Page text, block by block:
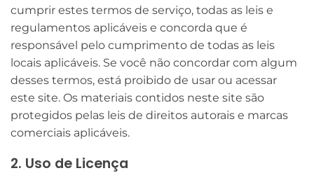
cumprir estes termos de serviço, todas as leis e
regulamentos aplicáveis ​​e concorda que é
responsável pelo cumprimento de todas as leis
locais aplicáveis. Se você não concordar com algum
desses termos, está proibido de usar ou acessar
este site. Os materiais contidos neste site são
protegidos pelas leis de direitos autorais e marcas
comerciais aplicáveis.
2. Uso de Licença